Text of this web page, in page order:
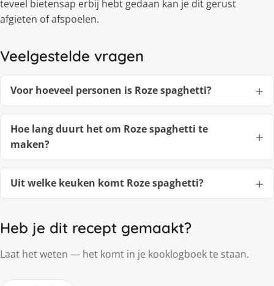
teveel bietensap erbij hebt gedaan kan je dit gerust
afgieten of afspoelen.
Veelgestelde vragen
Voor hoeveel personen is Roze spaghetti?
Hoe lang duurt het om Roze spaghetti te
maken?
Uit welke keuken komt Roze spaghetti?
Heb je dit recept gemaakt?
Laat het weten — het komt in je kooklogboek te staan.